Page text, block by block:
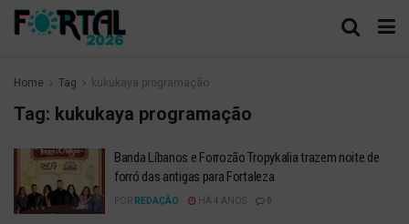
Home Tag kukukaya programação
Tag: kukukaya programação
Banda Líbanos e Forrozão Tropykalia trazem noite de
forró das antigas para Fortaleza
POR REDAÇÃO HÁ 4 ANOS